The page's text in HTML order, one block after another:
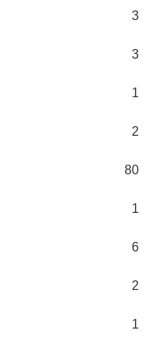
3
3
1
2
80
1
6
2
1